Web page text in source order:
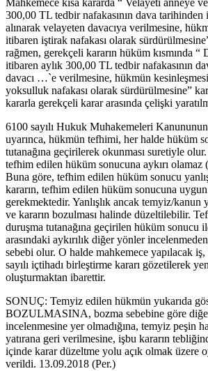
Mahkemece kısa kararda “ Velayeti anneye
300,00 TL tedbir nafakasının dava tarihinden
alınarak velayeten davacıya verilmesine,
itibaren iştirak nafakası olarak
rağmen, gerekçeli kararın hüküm kısmında “
itibaren aylık 300,00 TL tedbir nafakasının
davacı …`e verilmesine, hükmün
yoksulluk nafakası olarak sürdürülmesine”
kararla gerekçeli karar arasında çelişki
6100 sayılı Hukuk Muhakemeleri
uyarınca, hükmün tefhimi, her halde hüküm
tutanağına geçirilerek okunması suretiyle
tefhim edilen hüküm sonucuna aykırı
Buna göre, tefhim edilen hüküm sonucu
kararın, tefhim edilen hüküm sonucuna
gerekmektedir. Yanlışlık ancak temyiz/kanun
ve kararın bozulması halinde düzeltilebilir.
duruşma tutanağına geçirilen hüküm sonucu
arasındaki aykırılık diğer yönler
sebebi olur. O halde mahkemece yapılacak
sayılı içtihadı birleştirme kararı gözetilerek
oluşturmaktan ibarettir.
SONUÇ: Temyiz edilen hükmün yukarıda
BOZULMASINA, bozma sebebine göre
incelenmesine yer olmadığına, temyiz peşin
yatırana geri verilmesine, işbu kararın
içinde karar düzeltme yolu açık olmak üzere
verildi. 13.09.2018 (Per.)